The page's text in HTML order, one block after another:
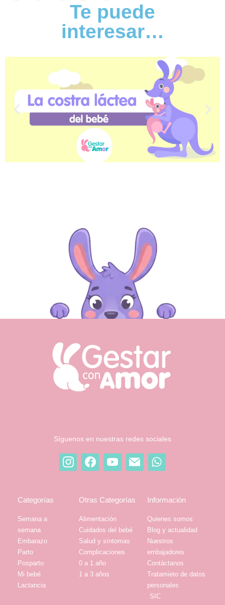
Te puede
interesar…
Síguenos en nuestras redes sociales
Categorías
Semana a
semana
Embarazo
Parto
Posparto
Mi bebé
Lactancia
Otras Categorías
Alimentación
Cuidados del bebé
Salud y síntomas
Complicaciones
0 a 1 año
1 a 3 años
Información
Quienes somos
Blog y actualidad
Nuestros
embajadores
Contáctanos
Tratamieto de datos
personales
SIC